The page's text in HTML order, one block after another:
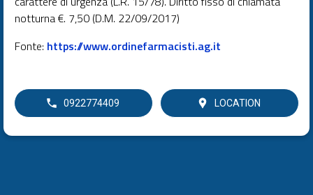
notturna €. 7,50 (D.M. 22/09/2017)
Fonte: https://www.ordinefarmacisti.ag.it
0922774409 LOCATION